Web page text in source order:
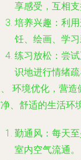
享感受，互相支
培养兴趣 ：利
饪、绘画、学
练习放松 ：尝
识地进行情绪疏
环境优化，营造
、舒适的生活环
勤通风 ：每天
室内空气流通。